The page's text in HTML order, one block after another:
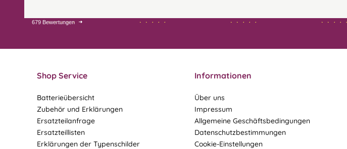
29.07.26
679 Bewertungen
Shop Service
Batterieübersicht
Zubehör und Erklärungen
Ersatzteilanfrage
Ersatzteillisten
Erklärungen der Typenschilder
Informationen
Über uns
Impressum
Allgemeine Geschäftsbedingungen
Datenschutzbestimmungen
Cookie-Einstellungen